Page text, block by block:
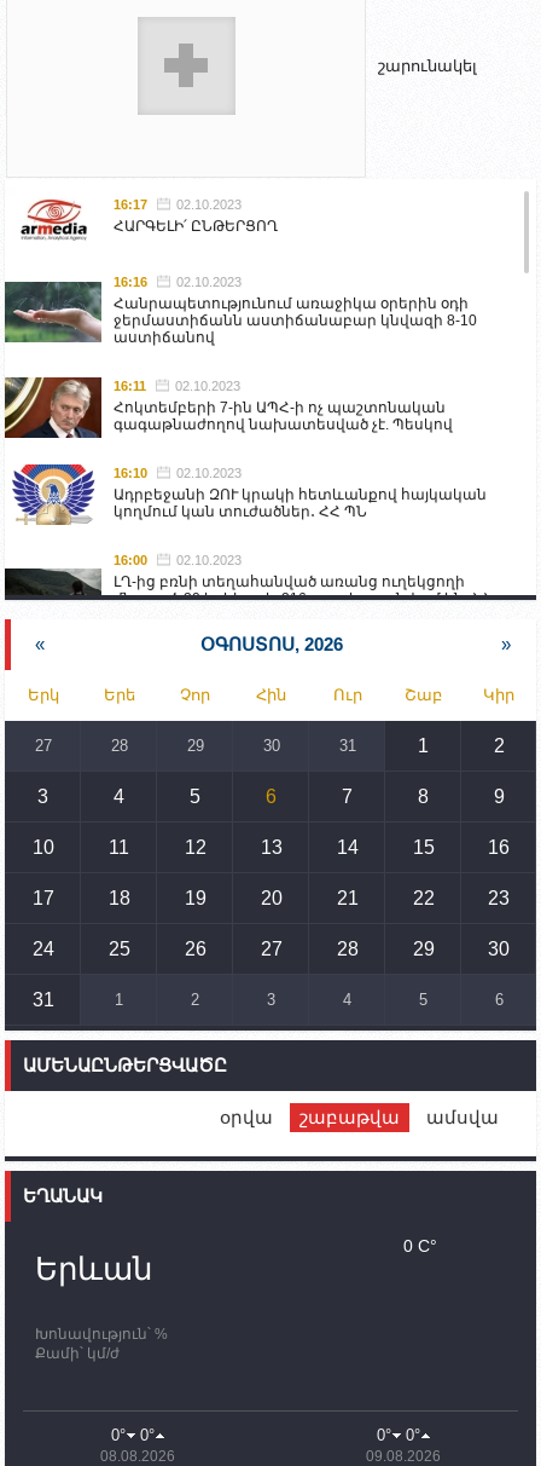
շարունակել
16:17 02.10.2023
ՀԱՐԳԵԼԻ՛ ԸՆԹԵՐՑՈՂ
16:16 02.10.2023
Հանրապետությունում առաջիկա օրերին օդի
ջերմաստիճանն աստիճանաբար կնվազի 8-10
աստիճանով
16:11 02.10.2023
Հոկտեմբերի 7-ին ԱՊՀ-ի ոչ պաշտոնական
գագաթնաժողով նախատեսված չէ. Պեսկով
16:10 02.10.2023
Ադրբեջանի ԶՈՒ կրակի հետևանքով հայկական
կողմում կան տուժածներ․ ՀՀ ՊՆ
16:00 02.10.2023
ԼՂ-ից բռնի տեղահանված առանց ուղեկցողի
մնացած 20 երեխա և 216 տարեց գտնվում են ՀՀ
Իրանը կողմ է տարածաշրջանի համար շահավետ
տրանսպորտային հաղորդակցությունների
զարգացմանը, սակայն ոչ՝ միջազգային
սահմանների փոփոխությանը
15:10 02.10.2023
սպառնալիքները կասեցնելու համար. իսպանացի
պատգամավորը Գորիսում է
14:54 02.10.2023
տեղակայված հայկական դիրքերի անձնակազմի
համար սնունդ տեղափոխող մեքենայի
ունեն. կիպրոսցի խորհրդարանականը՝ Ալեն
Ֆրանսիայի ԱԳ նախարարը կայցելի Հայաստան
պատասխանատուներ կմնան ԼՂ-ում՝ մինչև
որոնողափրկարարական աշխատանքների
11:03
ՄԱԿ-ի առաքելությունը շատ, շատ, շատ օգտակար
Ադրբեջանի փոխվարչապետն այսօր կմեկնի
Ստեփանակերտ
« ՕԳՈՍՏՈՍ, 2026 »
Երկ Երե Չոր Հին Ուր Շաբ Կիր
27 28 29 30 31 1 2
3 4 5 6 7 8 9
10 11 12 13 14 15 16
17 18 19 20 21 22 23
24 25 26 27 28 29 30
31 1 2 3 4 5 6
ԱՄԵՆԱԸՆԹԵՐՑՎԱԾԸ
օրվա շաբաթվա ամսվա
ԵՂԱՆԱԿ
Երևան
Խոնավություն՝ %
Քամի՝ կմ/ժ
0 C°
0° 0°
08.08.2026
0° 0°
09.08.2026